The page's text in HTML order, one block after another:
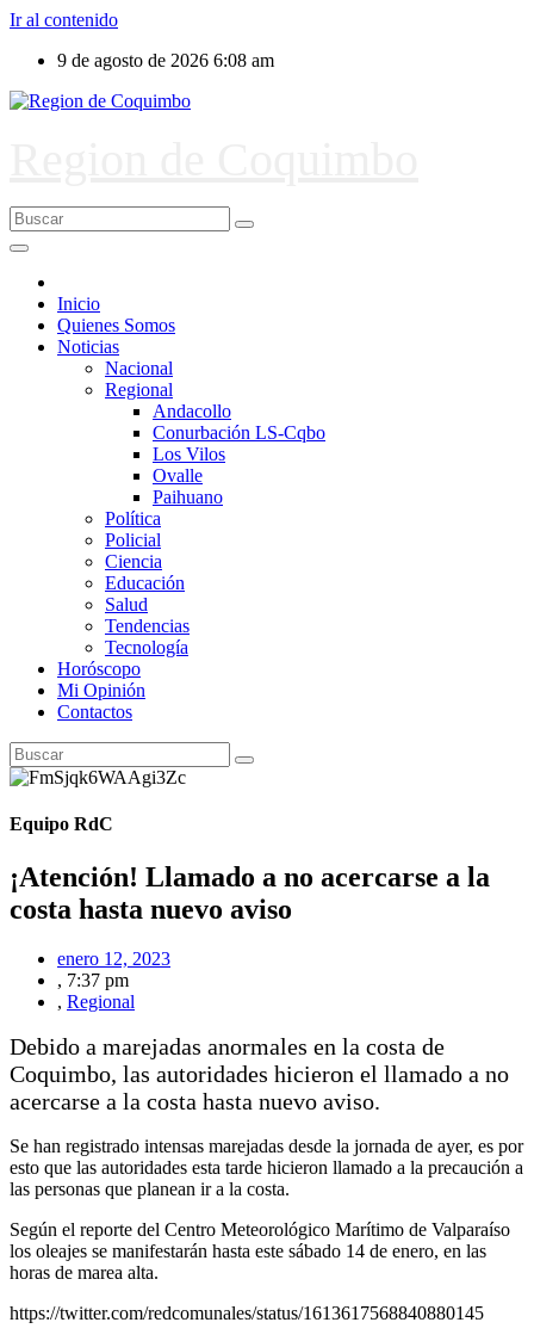
Ir al contenido
9 de agosto de 2026 6:08 am
Inicio
Quienes Somos
Noticias
Nacional
Regional
Andacollo
Conurbación LS-Cqbo
Los Vilos
Ovalle
Paihuano
Política
Policial
Ciencia
Educación
Salud
Tendencias
Tecnología
Horóscopo
Mi Opinión
Contactos
Equipo RdC
¡Atención! Llamado a no acercarse a la
costa hasta nuevo aviso
enero 12, 2023
, 7:37 pm
, Regional
Debido a marejadas anormales en la costa de
Coquimbo, las autoridades hicieron el llamado a no
acercarse a la costa hasta nuevo aviso.
Se han registrado intensas marejadas desde la jornada de ayer, es por
esto que las autoridades esta tarde hicieron llamado a la precaución a
las personas que planean ir a la costa.
Según el reporte del Centro Meteorológico Marítimo de Valparaíso
los oleajes se manifestarán hasta este sábado 14 de enero, en las
horas de marea alta.
https://twitter.com/redcomunales/status/1613617568840880145